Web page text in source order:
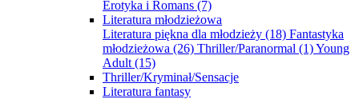
Erotyka i Romans (7)
Literatura młodzieżowa
Literatura piękna dla młodzieży (18) Fantastyka
młodzieżowa (26) Thriller/Paranormal (1)Young
Adult (15)
Thriller/Kryminał/Sensacje
Literatura fantasy